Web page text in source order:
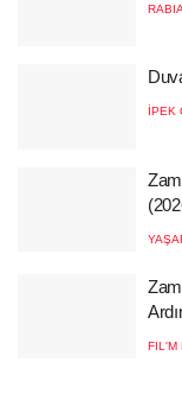
İPEK
FIL'M